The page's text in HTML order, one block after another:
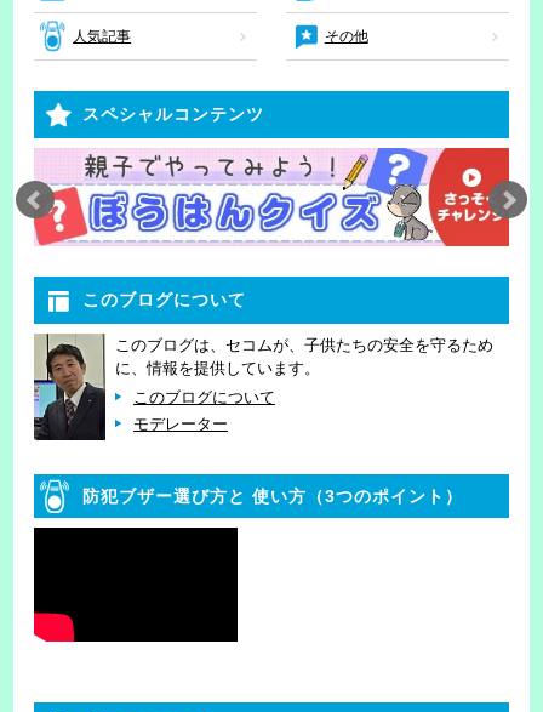
人気記事 その他
スペシャルコンテンツ
このブログについて
このブログは、セコムが、子供たちの安全を守るため
に、情報を提供しています。
このブログについて
モデレーター
防犯ブザー選び方と 使い方（3つのポイント）